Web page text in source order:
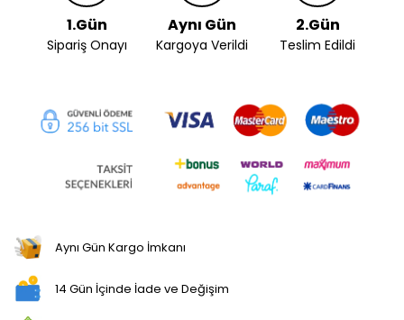
1.Gün
Sipariş Onayı
Aynı Gün
Kargoya Verildi
2.Gün
Teslim Edildi
Aynı Gün Kargo İmkanı
14 Gün İçinde İade ve Değişim